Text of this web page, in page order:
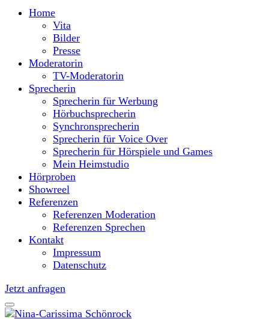
Nina-Carissima Schönrock
Home
Vita
Bilder
Presse
Moderatorin
TV-Moderatorin
Sprecherin
Sprecherin für Werbung
Hörbuchsprecherin
Synchronsprecherin
Sprecherin für Voice Over
Sprecherin für Hörspiele und Games
Mein Heimstudio
Hörproben
Showreel
Referenzen
Referenzen Moderation
Referenzen Sprechen
Kontakt
Impressum
Datenschutz
Jetzt anfragen